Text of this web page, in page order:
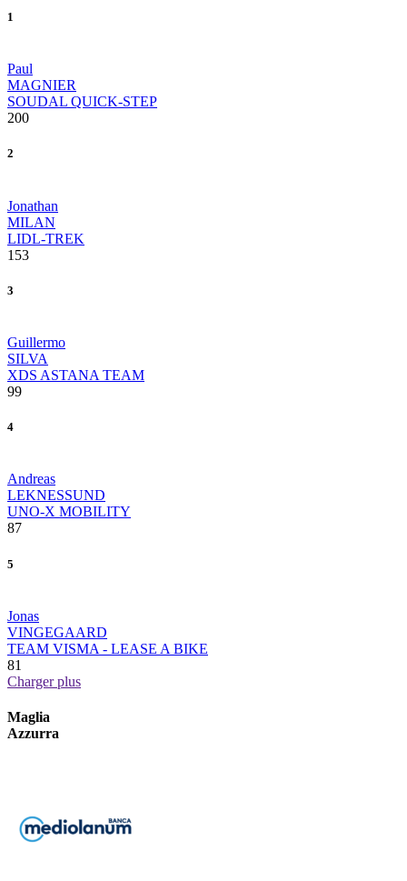
1
Paul
MAGNIER
SOUDAL QUICK-STEP
200
2
Jonathan
MILAN
LIDL-TREK
153
3
Guillermo
SILVA
XDS ASTANA TEAM
99
4
Andreas
LEKNESSUND
UNO-X MOBILITY
87
5
Jonas
VINGEGAARD
TEAM VISMA - LEASE A BIKE
81
Charger plus
Maglia
Azzurra